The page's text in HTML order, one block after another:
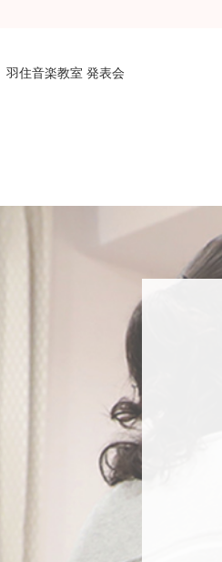
羽住音楽教室 発表会